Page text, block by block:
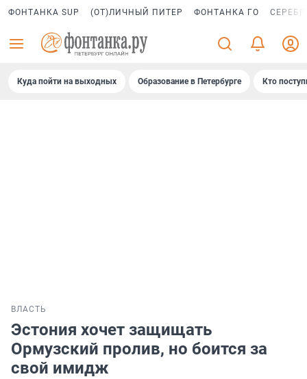
ФОНТАНКА SUP (ОТ)ЛИЧНЫЙ ПИТЕР ФОНТАНКА ГО
Куда пойти на выходных Образование в Петербурге Кто
ВЛАСТЬ
Эстония хочет защищать
Ормузский пролив, но боится за
свой имидж